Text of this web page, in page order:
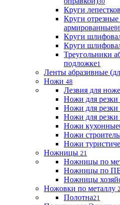
Круги
Круги
армированные86
Круги
Круги
Треугольники
подложке1
Ленты абразивные
Ножи 48
Лезвия для
Ножи для
Ножи для резки
Ножи для резки
Ножи кухонные
Ножи
Ножи
Ножницы 21
Ножницы по
Ножницы по
Ножницы
Ножовки по металлу
Полотна21